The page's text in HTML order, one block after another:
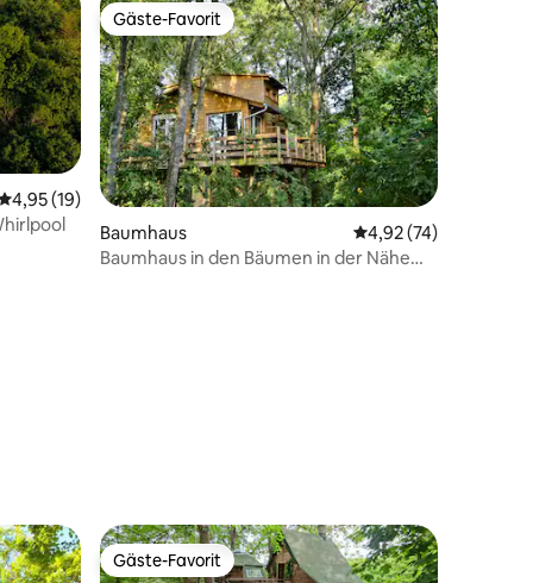
Bewertungen
Bewertung: 4,95 von 5, 19 Bewertungen
4,95 (19)
Gäste-Favorit
Gäste-Favorit
Baumhaus Durchschnittliche
4,92 (74)
Baumhaus in den Bäumen in der Nähe
Gäste-Favorit
Gäste-Favorit